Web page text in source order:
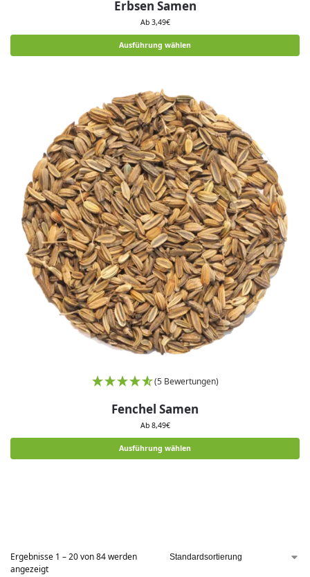
Erbsen Samen
Ab 3,49€
Ausführung wählen
(5 Bewertungen)
Fenchel Samen
Ab 8,49€
Ausführung wählen
Ergebnisse 1 – 20 von 84 werden
angezeigt